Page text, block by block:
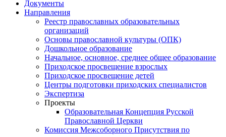
Документы
Направления
Реестр православных образовательных
организаций
Основы православной культуры (ОПК)
Дошкольное образование
Начальное, основное, среднее общее образование
Приходское просвещение взрослых
Приходское просвещение детей
Центры подготовки приходских специалистов
Экспертиза
Проекты
Образовательная Концепция Русской
Православной Церкви
Комиссия Межсоборного Присутствия по